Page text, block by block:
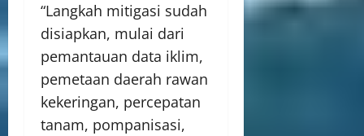
“Langkah mitigasi sudah
disiapkan, mulai dari
pemantauan data iklim,
pemetaan daerah rawan
kekeringan, percepatan
tanam, pompanisasi,